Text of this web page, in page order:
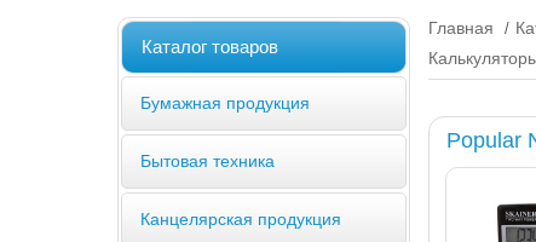
Каталог товаров
Бумажная продукция
Бытовая техника
Канцелярская продукция
Главная /
Popular